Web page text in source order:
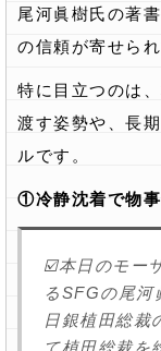
尾河眞樹氏の著
の信頼が寄せられ
特に目立つのは
渡す姿勢や、長
ルです。
①冷静沈着で物
☑️本日のモー
るSFGの尾河
日銀植田総裁
て植田総裁を